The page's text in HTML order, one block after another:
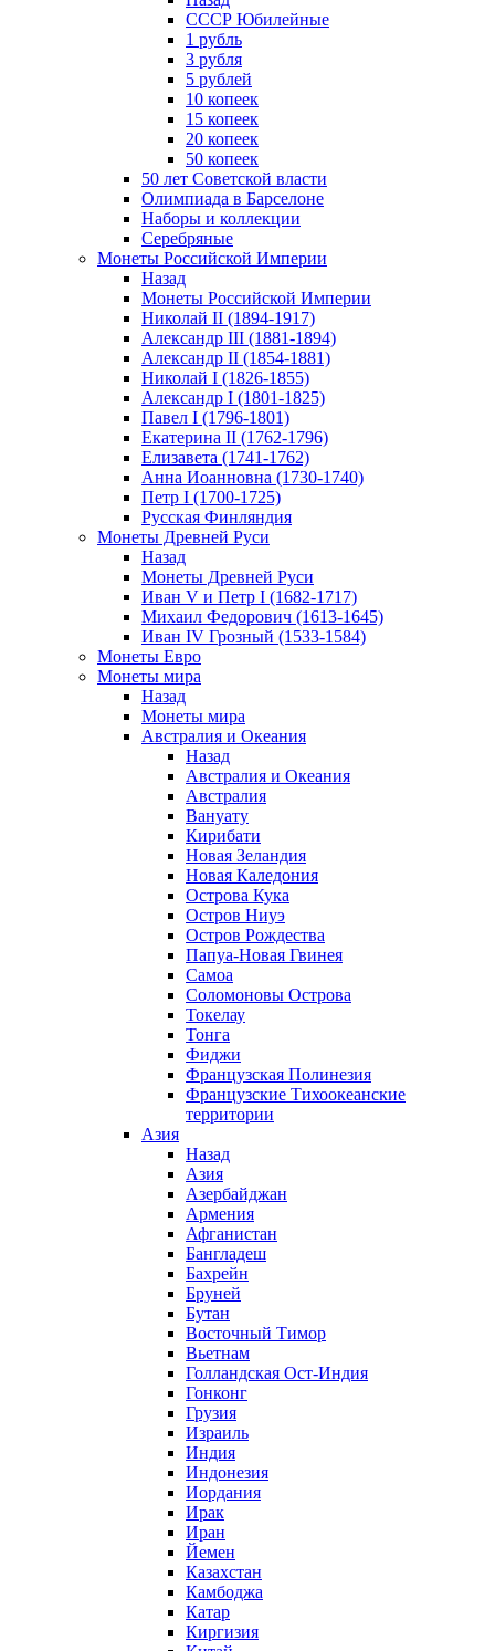
СССР Юбилейные
1 рубль
3 рубля
5 рублей
10 копеек
15 копеек
20 копеек
50 копеек
50 лет Советской власти
Олимпиада в Барселоне
Наборы и коллекции
Серебряные
Монеты Российской Империи
Назад
Монеты Российской Империи
Николай II (1894-1917)
Александр III (1881-1894)
Александр II (1854-1881)
Николай I (1826-1855)
Александр I (1801-1825)
Павел I (1796-1801)
Екатерина II (1762-1796)
Елизавета (1741-1762)
Анна Иоанновна (1730-1740)
Петр I (1700-1725)
Русская Финляндия
Монеты Древней Руси
Назад
Монеты Древней Руси
Иван V и Петр I (1682-1717)
Михаил Федорович (1613-1645)
Иван IV Грозный (1533-1584)
Монеты Евро
Монеты мира
Назад
Монеты мира
Австралия и Океания
Назад
Австралия и Океания
Австралия
Вануату
Кирибати
Новая Зеландия
Новая Каледония
Острова Кука
Остров Ниуэ
Остров Рождества
Папуа-Новая Гвинея
Самоа
Соломоновы Острова
Токелау
Тонга
Фиджи
Французская Полинезия
Французские Тихоокеанские
территории
Азия
Назад
Азия
Азербайджан
Армения
Афганистан
Бангладеш
Бахрейн
Бруней
Бутан
Восточный Тимор
Вьетнам
Голландская Ост-Индия
Гонконг
Грузия
Израиль
Индия
Индонезия
Иордания
Ирак
Иран
Йемен
Казахстан
Камбоджа
Катар
Киргизия